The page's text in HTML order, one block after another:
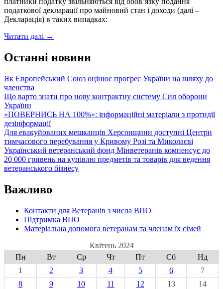
податкової декларації про майновий стан і доходи (далі –
Декларація) в таких випадках:
Читати далі Звільняється
обов’язку
декларувати
→
Останні новини
Як Європейський Союз оцінює прогрес України на шляху до
членства
Що варто знати про нову контрактну систему Сил оборони
України
«ПОВЕРНИСЬ НА 100%»: інформаційні матеріали з протидії
дезінформації
Для евакуйованих мешканців Херсонщини доступні Центри
тимчасового перебування у Кривому Розі та Миколаєві
Український ветеранський фонд Мінветеранів компенсує до
20 000 гривень на купівлю предметів та товарів для ведення
ветеранського бізнесу
Важливо
Контакти для Ветеранів з числа ВПО
Підтримка ВПО
Матеріальна допомога ветеранам та членам їх сімей
Квітень 2024
Пн
Вт Ср Чт Пт Сб
Нд
1
2 3 4 5 6
7
8
9 10 11 12 13
14